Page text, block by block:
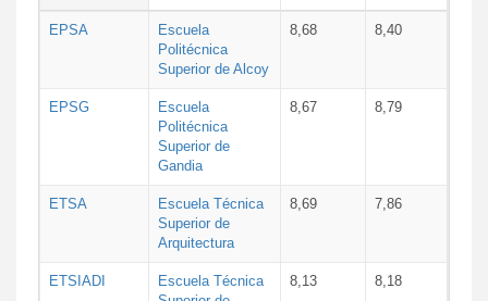
EPSA
Escuela
Politécnica
Superior de Alcoy
8,68 8,40
EPSG
Escuela
Politécnica
Superior de
Gandia
8,67 8,79
ETSA
Escuela Técnica
Superior de
Arquitectura
8,69 7,86
ETSIADI
Escuela Técnica
8,13 8,18